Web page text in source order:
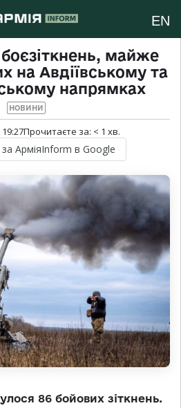
EN
майже
на Авдіївському та
напрямках
НОВИНИ
Прочитаєте за: < 1 хв.
за АрміяInform в Google
86 бойових зіткнень.